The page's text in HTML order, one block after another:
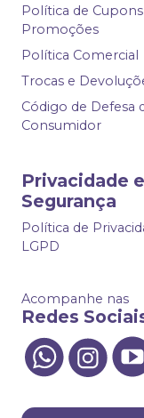
Política de
Promoções
Política Comercial
Trocas e
Código de Defesa
Consumidor
Privacidade e
Segurança
Política de
LGPD
Acompanhe nas
Redes